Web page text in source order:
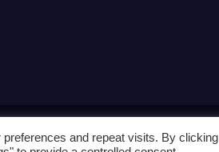
and repeat visits. By clicking